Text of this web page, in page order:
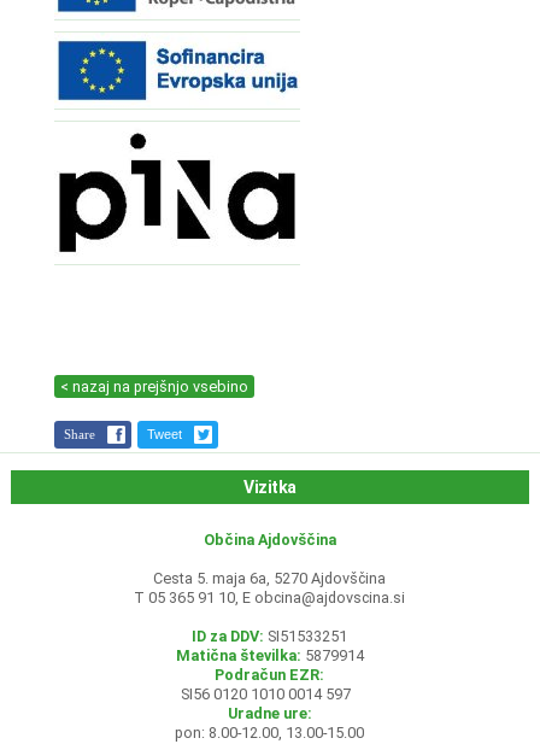
< nazaj na prejšnjo vsebino
Share Tweet
Vizitka
Občina Ajdovščina
Cesta 5. maja 6a, 5270 Ajdovščina
T 05 365 91 10, E obcina@ajdovscina.si
ID za DDV: SI51533251
Matična številka: 5879914
Podračun EZR:
SI56 0120 1010 0014 597
Uradne ure:
pon: 8.00-12.00, 13.00-15.00